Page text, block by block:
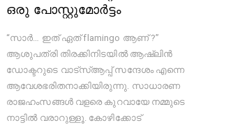
ഒരു പോസ്റ്റുമോര്‍ട്ടം
“സാർ… ഇത് ഏത് flamingo ആണ് ?”
ആശുപത്രി തിരക്കിനിടയിൽ ആഷ്ലിൻ
ഡോക്ടറുടെ വാട്സ്ആപ്പ് സന്ദേശം എന്നെ
ആവേശഭരിതനാക്കിയിരുന്നു. സാധാരണ
രാജഹംസങ്ങൾ വളരെ കുറവായേ നമ്മുടെ
നാട്ടിൽ വരാറുള്ളൂ. കോഴിക്കോട്